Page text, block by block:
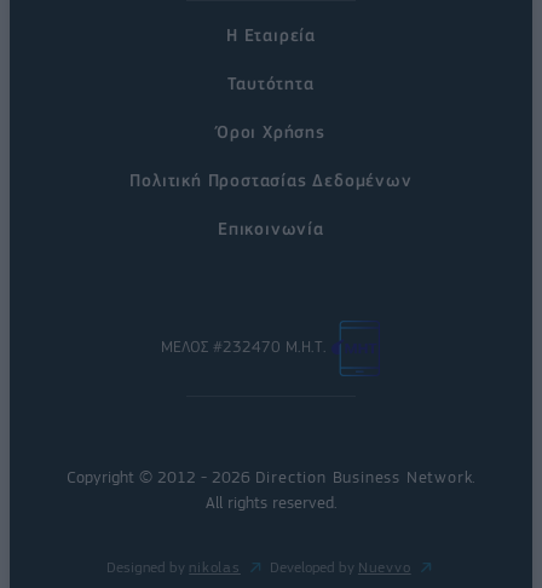
Η Εταιρεία
Ταυτότητα
Όροι Χρήσης
Πολιτική Προστασίας Δεδομένων
Επικοινωνία
ΜΕΛΟΣ #232470 Μ.Η.Τ.
Copyright © 2012 - 2026 Direction Business Network.
All rights reserved.
Designed by nikolas Developed by Nuevvo